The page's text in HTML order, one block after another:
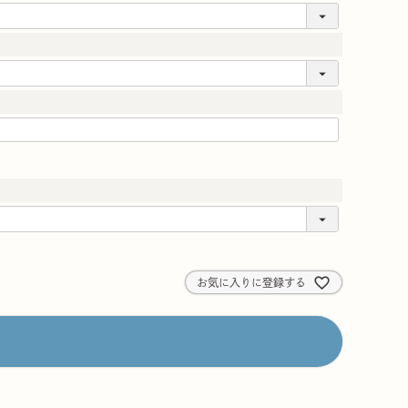
お気に入りに登録する